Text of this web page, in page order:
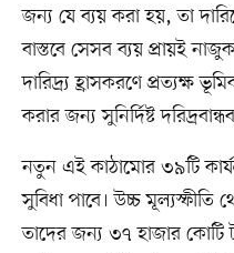
জন্য যে ব্যয় করা হয়, তা
বাস্তবে সেসব ব্যয় প্রায়ই
দারিদ্র্য হ্রাসকরণে প্রত্যক্ষ
করার জন্য সুনির্দিষ্ট
নতুন এই কাঠামোর ৩৯টি
সুবিধা পাবে। উচ্চ মূল্যস্ফীতি
তাদের জন্য ৩৭ হাজার কোটি